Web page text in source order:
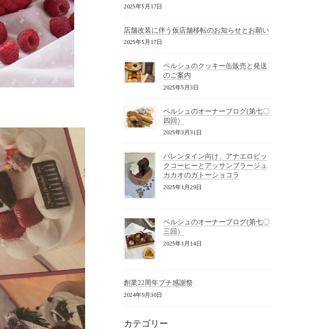
2025年5月17日
店舗改装に伴う仮店舗移転のお知らせとお願い
2025年5月17日
ペルシュのクッキー缶販売と発送
のご案内
2025年5月3日
ペルシュのオーナーブログ(第七〇
四回）
2025年3月31日
バレンタイン向け、アナエロビッ
クコーヒーとアッサンブラージュ
カカオのガトーショコラ
2025年1月29日
ペルシュのオーナーブログ(第七〇
三回）
2025年1月14日
創業22周年プチ感謝祭
2024年9月30日
カテゴリー